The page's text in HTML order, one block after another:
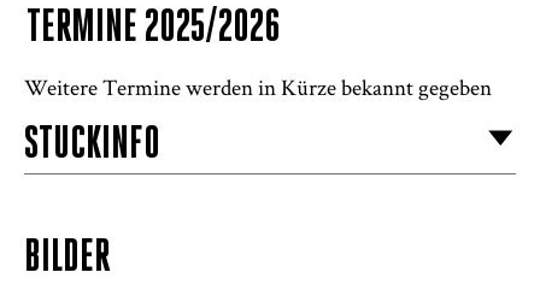
TERMINE 2025/2026
Weitere Termine werden in Kürze bekannt gegeben
STÜCKINFO
BILDER